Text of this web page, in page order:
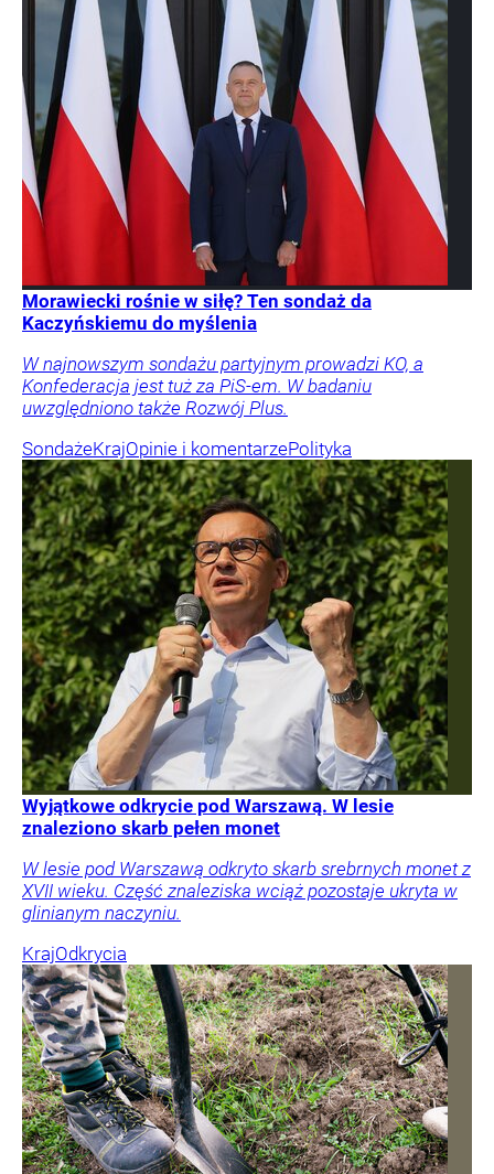
Morawiecki rośnie w siłę? Ten sondaż da
Kaczyńskiemu do myślenia
W najnowszym sondażu partyjnym prowadzi KO, a
Konfederacja jest tuż za PiS-em. W badaniu
uwzględniono także Rozwój Plus.
SondażeKrajOpinie i komentarzePolityka
Wyjątkowe odkrycie pod Warszawą. W lesie
znaleziono skarb pełen monet
W lesie pod Warszawą odkryto skarb srebrnych monet z
XVII wieku. Część znaleziska wciąż pozostaje ukryta w
glinianym naczyniu.
KrajOdkrycia